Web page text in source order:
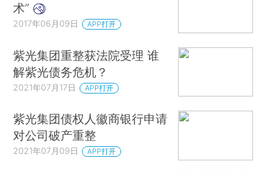
术”
2017年06月09日 APP打开
紫光集团重整获法院受理 谁
解紫光债务危机？
2021年07月17日 APP打开
紫光集团债权人徽商银行申请
对公司破产重整
2021年07月09日 APP打开